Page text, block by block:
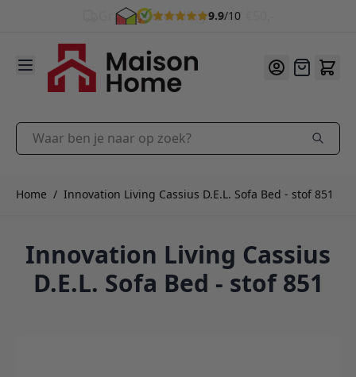
9.9/10
Ga naar de inhoud
Offerte
Waar ben je naar op zoek?
Home / Innovation Living Cassius D.E.L. Sofa Bed - stof 851
Innovation Living Cassius
D.E.L. Sofa Bed - stof 851